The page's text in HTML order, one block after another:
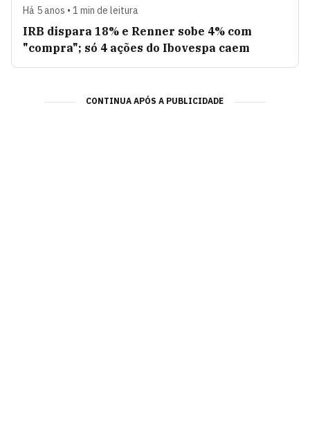
Há 5 anos • 1 min de leitura
IRB dispara 18% e Renner sobe 4% com
"compra"; só 4 ações do Ibovespa caem
CONTINUA APÓS A PUBLICIDADE